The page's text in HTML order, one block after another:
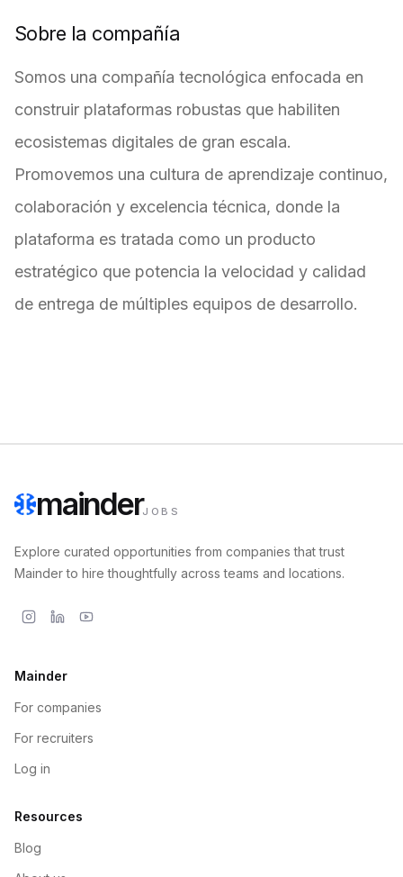
Sobre la compañía
Somos una compañía tecnológica enfocada en
construir plataformas robustas que habiliten
ecosistemas digitales de gran escala.
Promovemos una cultura de aprendizaje continuo,
colaboración y excelencia técnica, donde la
plataforma es tratada como un producto
estratégico que potencia la velocidad y calidad
de entrega de múltiples equipos de desarrollo.
mainderJOBS
Explore curated opportunities from companies that trust
Mainder to hire thoughtfully across teams and locations.
Mainder
For companies
For recruiters
Log in
Resources
Blog